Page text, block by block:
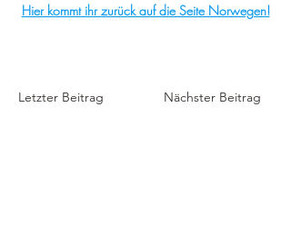
Hier kommt ihr zurück auf die Seite Norwegen!
Letzter Beitrag Nächster Beitrag